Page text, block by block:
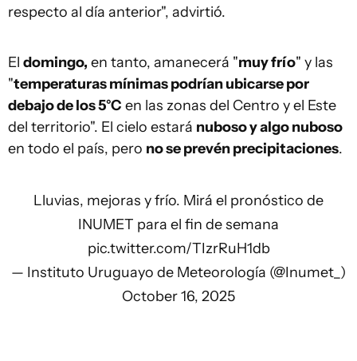
respecto al día anterior", advirtió.
El domingo, en tanto, amanecerá "muy frío" y las
"temperaturas mínimas podrían ubicarse por
debajo de los 5°C en las zonas del Centro y el Este
del territorio". El cielo estará nuboso y algo nuboso
en todo el país, pero no se prevén precipitaciones.
Lluvias, mejoras y frío. Mirá el pronóstico de
INUMET para el fin de semana
pic.twitter.com/TIzrRuH1db
— Instituto Uruguayo de Meteorología (@Inumet_)
October 16, 2025